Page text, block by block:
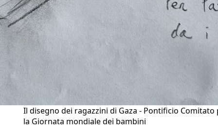
Il disegno dei ragazzini di Gaza - Pontificio Comitato
la Giornata mondiale dei bambini